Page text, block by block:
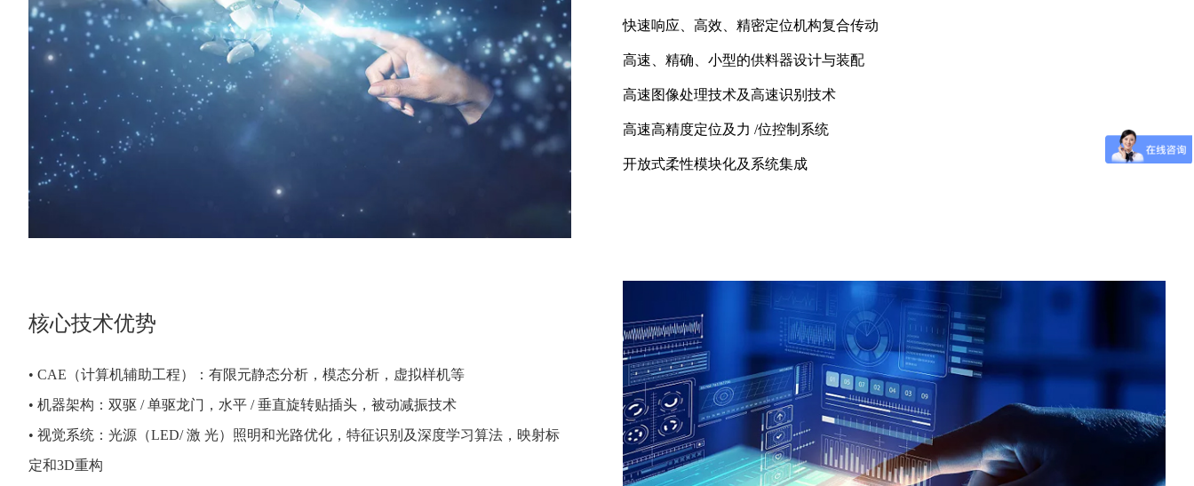
快速响应、高效、精密定位机构复合传动
高速、精确、小型的供料器设计与装配
高速图像处理技术及高速识别技术
高速高精度定位及力 /位控制系统
开放式柔性模块化及系统集成
核心技术优势
• CAE（计算机辅助工程）：有限元静态分析，模态分析，虚拟样机等
• 机器架构：双驱 / 单驱龙门，水平 / 垂直旋转贴插头，被动减振技术
• 视觉系统：光源（LED/ 激 光）照明和光路优化，特征识别及深度学习算法，映射标
定和3D重构